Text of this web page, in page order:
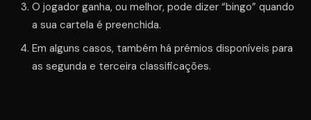
O jogador ganha, ou melhor, pode dizer “bingo” quando
a sua cartela é preenchida.
Em alguns casos, também há prémios disponíveis para
as segunda e terceira classificações.